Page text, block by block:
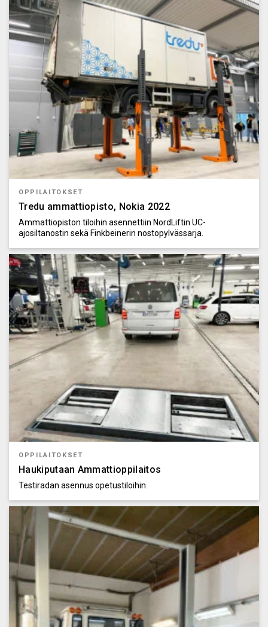
OPPILAITOKSET
Tredu ammattiopisto, Nokia 2022
Ammattiopiston tiloihin asennettiin NordLiftin UC-
ajosiltanostin sekä Finkbeinerin nostopylvässarja.
OPPILAITOKSET
Haukiputaan Ammattioppilaitos
Testiradan asennus opetustiloihin.